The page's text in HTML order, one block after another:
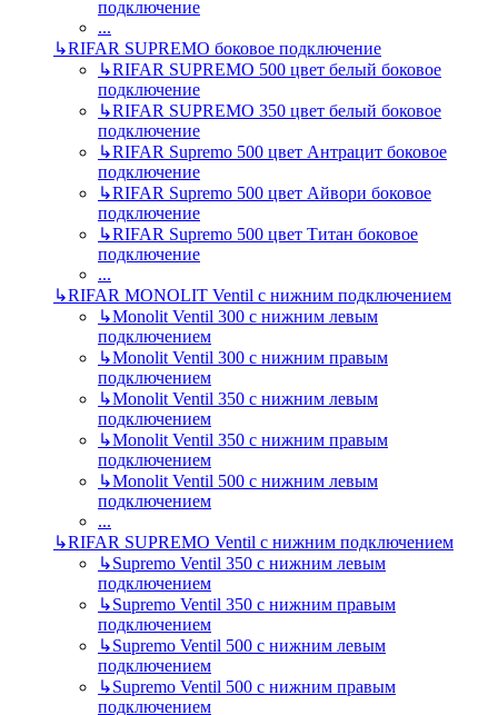
подключение
...
↳RIFAR SUPREMO боковое подключение
↳RIFAR SUPREMO 500 цвет белый боковое
подключение
↳RIFAR SUPREMO 350 цвет белый боковое
подключение
↳RIFAR Supremo 500 цвет Антрацит боковое
подключение
↳RIFAR Supremo 500 цвет Айвори боковое
подключение
↳RIFAR Supremo 500 цвет Титан боковое
подключение
...
↳RIFAR MONOLIT Ventil с нижним подключением
↳Monolit Ventil 300 с нижним левым
подключением
↳Monolit Ventil 300 с нижним правым
подключением
↳Monolit Ventil 350 с нижним левым
подключением
↳Monolit Ventil 350 с нижним правым
подключением
↳Monolit Ventil 500 с нижним левым
подключением
...
↳RIFAR SUPREMO Ventil с нижним подключением
↳Supremo Ventil 350 с нижним левым
подключением
↳Supremo Ventil 350 с нижним правым
подключением
↳Supremo Ventil 500 с нижним левым
подключением
↳Supremo Ventil 500 с нижним правым
подключением